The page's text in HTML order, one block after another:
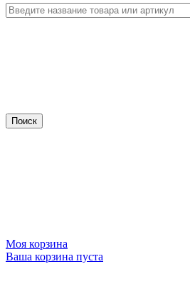
Моя корзина
Ваша корзина пуста